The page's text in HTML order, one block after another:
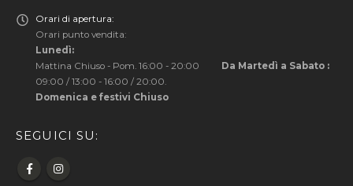
Orari di apertura:
Orari punto vendita:
Lunedì:
Mattina Chiuso - Pom. 16:00 - 20:00
Da Martedì a Sabato :
09:00 / 13:00 - 16:00 / 20:00.
Domenica e festivi Chiuso
SEGUICI SU: